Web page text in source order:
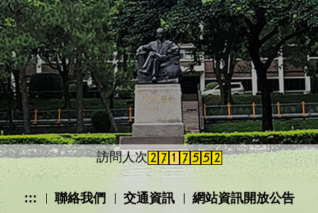
AED位置放置圖
醫療物品借用與提供
健康促進學校
附設哺(集)乳室
衛生委員會會議紀錄
訪問人次
::: 聯絡我們 交通資訊 網站資訊開放公告